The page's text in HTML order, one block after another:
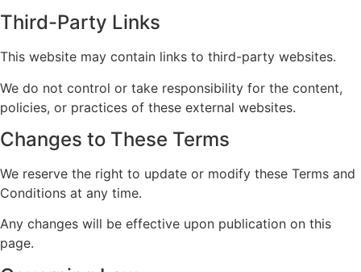
Third-Party Links
This website may contain links to third-party websites.
We do not control or take responsibility for the content,
policies, or practices of these external websites.
Changes to These Terms
We reserve the right to update or modify these Terms and
Conditions at any time.
Any changes will be effective upon publication on this
page.